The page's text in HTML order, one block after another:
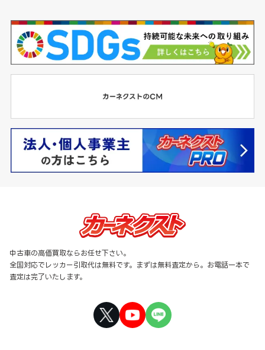
中古車の高価買取ならお任せ下さい。
全国対応でレッカー引取代は無料です。まずは無料査定から。お電話一本で
査定は完了いたします。